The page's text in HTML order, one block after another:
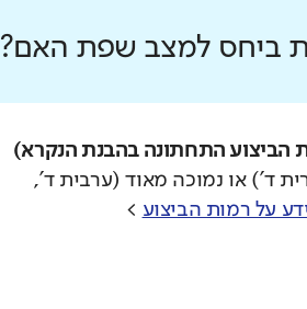
ביחס למצב שפת האם?
הביצוע התחתונה בהבנת הנקרא)
ד') או נמוכה מאוד (ערבית ד',
על רמות הביצוע >